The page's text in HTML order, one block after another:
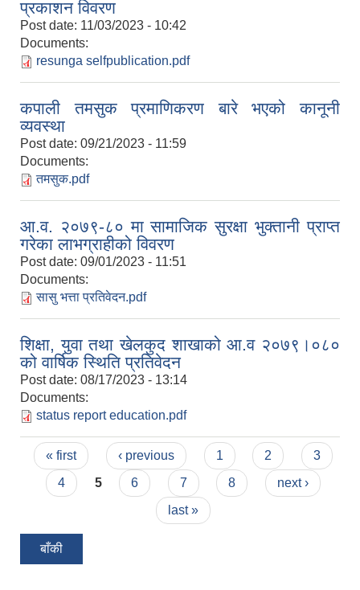
प्रकाशन विवरण
Post date: 11/03/2023 - 10:42
Documents:
resunga selfpublication.pdf
कपाली तमसुक प्रमाणिकरण बारे भएको कानूनी
व्यवस्था
Post date: 09/21/2023 - 11:59
Documents:
तमसुक.pdf
आ.व. २०७९-८० मा सामाजिक सुरक्षा भुक्तानी प्राप्त
गरेका लाभग्राहीको विवरण
Post date: 09/01/2023 - 11:51
Documents:
सासु भत्ता प्रतिवेदन.pdf
शिक्षा, युवा तथा खेलकुद शाखाको आ.व २०७९।०८०
को वार्षिक स्थिति प्रतिवेदन
Post date: 08/17/2023 - 13:14
Documents:
status report education.pdf
Pages
« first ‹ previous 1 2
3
4
5 6 7 8
next ›
last »
बाँकी